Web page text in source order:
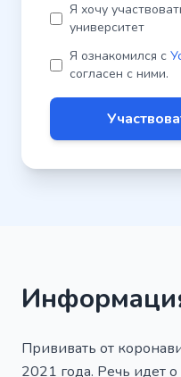
Я хочу
университет
Я ознакомился с
согласен с ними.
Прививать от
2021 года. Речь идет